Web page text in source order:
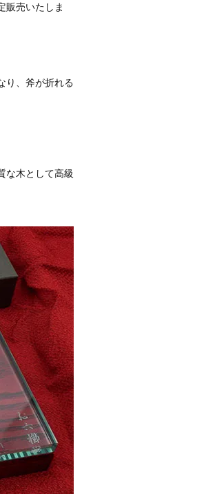
販売いたしま
り、斧が折れる
な木として高級